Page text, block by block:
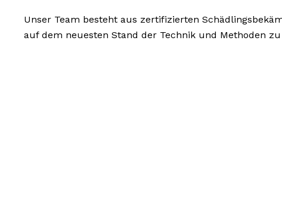
Unser Team besteht aus zertifizierten
auf dem neuesten Stand der Technik und Methoden